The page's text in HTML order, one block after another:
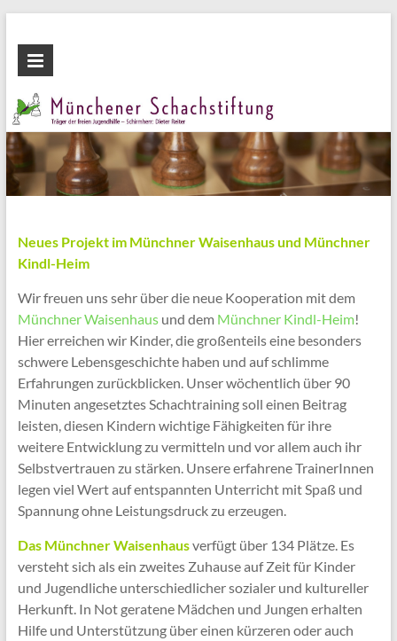
Inhalt
wechseln
Münchener
Schachstiftung
Fördern
durch
Schach
Neues Projekt im Münchner Waisenhaus und Münchner
Kindl-Heim
Wir freuen uns sehr über die neue Kooperation mit dem
Münchner Waisenhausund dem Münchner Kindl-Heim!
Hier erreichen wir Kinder, die großenteils eine besonders
schwere Lebensgeschichte haben und auf schlimme
Erfahrungen zurückblicken. Unser wöchentlich über 90
Minuten angesetztes Schachtraining soll einen Beitrag
leisten, diesen Kindern wichtige Fähigkeiten für ihre
weitere Entwicklung zu vermitteln und vor allem auch ihr
Selbstvertrauen zu stärken. Unsere erfahrene TrainerInnen
legen viel Wert auf entspannten Unterricht mit Spaß und
Spannung ohne Leistungsdruck zu erzeugen.
Das Münchner Waisenhausverfügt über 134 Plätze. Es
versteht sich als ein zweites Zuhause auf Zeit für Kinder
und Jugendliche unterschiedlicher sozialer und kultureller
Herkunft. In Not geratene Mädchen und Jungen erhalten
Hilfe und Unterstützung über einen kürzeren oder auch